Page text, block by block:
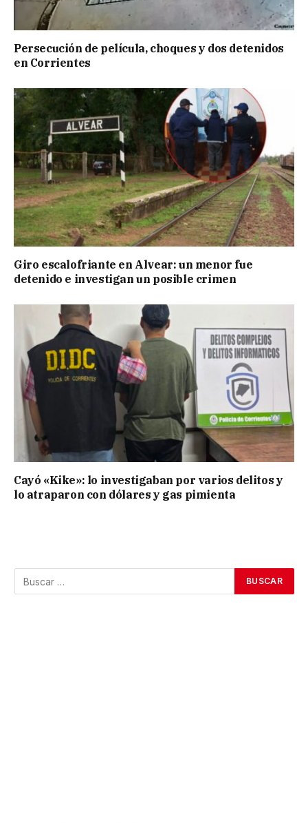
Persecución de película, choques y dos detenidos
en Corrientes
Giro escalofriante en Alvear: un menor fue
detenido e investigan un posible crimen
Cayó «Kike»: lo investigaban por varios delitos y
lo atraparon con dólares y gas pimienta